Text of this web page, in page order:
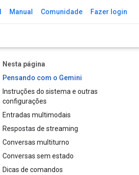
Manual Comunidade Fazer login
Nesta página
Pensando com o Gemini
Instruções do sistema e outras
configurações
Entradas multimodais
Respostas de streaming
Conversas multiturno
Conversas sem estado
Dicas de comandos